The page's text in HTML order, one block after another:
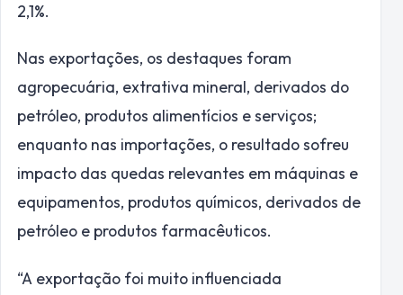
2,1%.
Nas exportações, os destaques foram
agropecuária, extrativa mineral, derivados do
petróleo, produtos alimentícios e serviços;
enquanto nas importações, o resultado sofreu
impacto das quedas relevantes em máquinas e
equipamentos, produtos químicos, derivados de
petróleo e produtos farmacêuticos.
“A exportação foi muito influenciada